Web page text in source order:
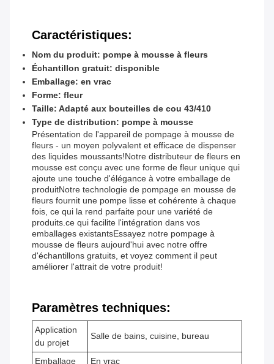
Caractéristiques:
Nom du produit: pompe à mousse à fleurs
Échantillon gratuit: disponible
Emballage: en vrac
Forme: fleur
Taille: Adapté aux bouteilles de cou 43/410
Type de distribution: pompe à mousse
Présentation de l'appareil de pompage à mousse de
fleurs - un moyen polyvalent et efficace de dispenser
des liquides moussants!Notre distributeur de fleurs en
mousse est conçu avec une forme de fleur unique qui
ajoute une touche d'élégance à votre emballage de
produitNotre technologie de pompage en mousse de
fleurs fournit une pompe lisse et cohérente à chaque
fois, ce qui la rend parfaite pour une variété de
produits.ce qui facilite l'intégration dans vos
emballages existantsEssayez notre pompage à
mousse de fleurs aujourd'hui avec notre offre
d'échantillons gratuits, et voyez comment il peut
améliorer l'attrait de votre produit!
Paramètres techniques:
Application
du projet
Salle de bains, cuisine, bureau
Emballage En vrac